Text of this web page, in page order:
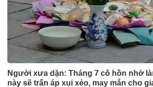
Người xưa dặn: Tháng 7 cô hồn nhớ
này sẽ trấn áp xui xẻo, may mắn cho